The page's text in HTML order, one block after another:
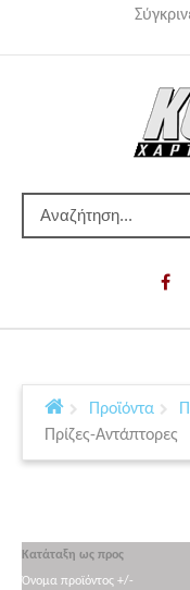
Προϊόντα
Πρίζες-Αντάπτορες
Κατάταξη ως προς
Όνομα προϊόντος +/-